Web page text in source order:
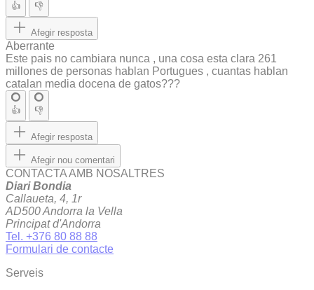
👍 👎
Afegir resposta
Aberrante
Este pais no cambiara nunca , una cosa esta clara 261
millones de personas hablan Portugues , cuantas hablan
catalan media docena de gatos???
👍 👎
Afegir resposta
Afegir nou comentari
CONTACTA AMB NOSALTRES
Diari Bondia
Callaueta, 4, 1r
AD500 Andorra la Vella
Principat d'Andorra
Tel. +376 80 88 88
Formulari de contacte
Serveis